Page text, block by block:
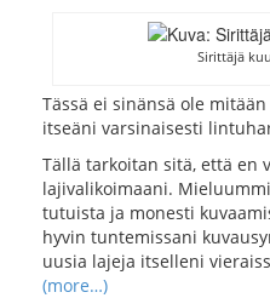
Sirittäjä
Tässä ei sinänsä ole
itseäni varsinaisesti
Tällä tarkoitan sitä, että en
lajivalikoimaani.
tutuista ja monesti
hyvin tuntemissani
uusia lajeja itselleni
(more…)